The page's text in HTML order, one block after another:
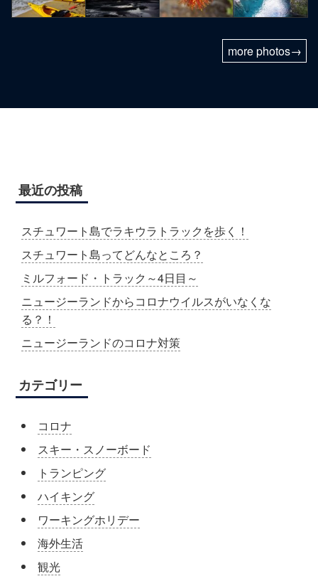
more photos→
最近の投稿
スチュワート島でラキウラトラックを歩く！
スチュワート島ってどんなところ？
ミルフォード・トラック～4日目～
ニュージーランドからコロナウイルスがいなくな
る？！
ニュージーランドのコロナ対策
カテゴリー
コロナ
スキー・スノーボード
トランピング
ハイキング
ワーキングホリデー
海外生活
観光